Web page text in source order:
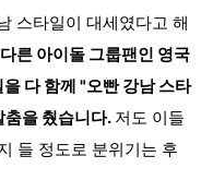
스타일이 대세였다고 해
른 아이돌 그룹팬인 영국
다 함께 "오빤 강남 스타
춤을 췄습니다. 저도 이들
들 정도로 분위기는 후